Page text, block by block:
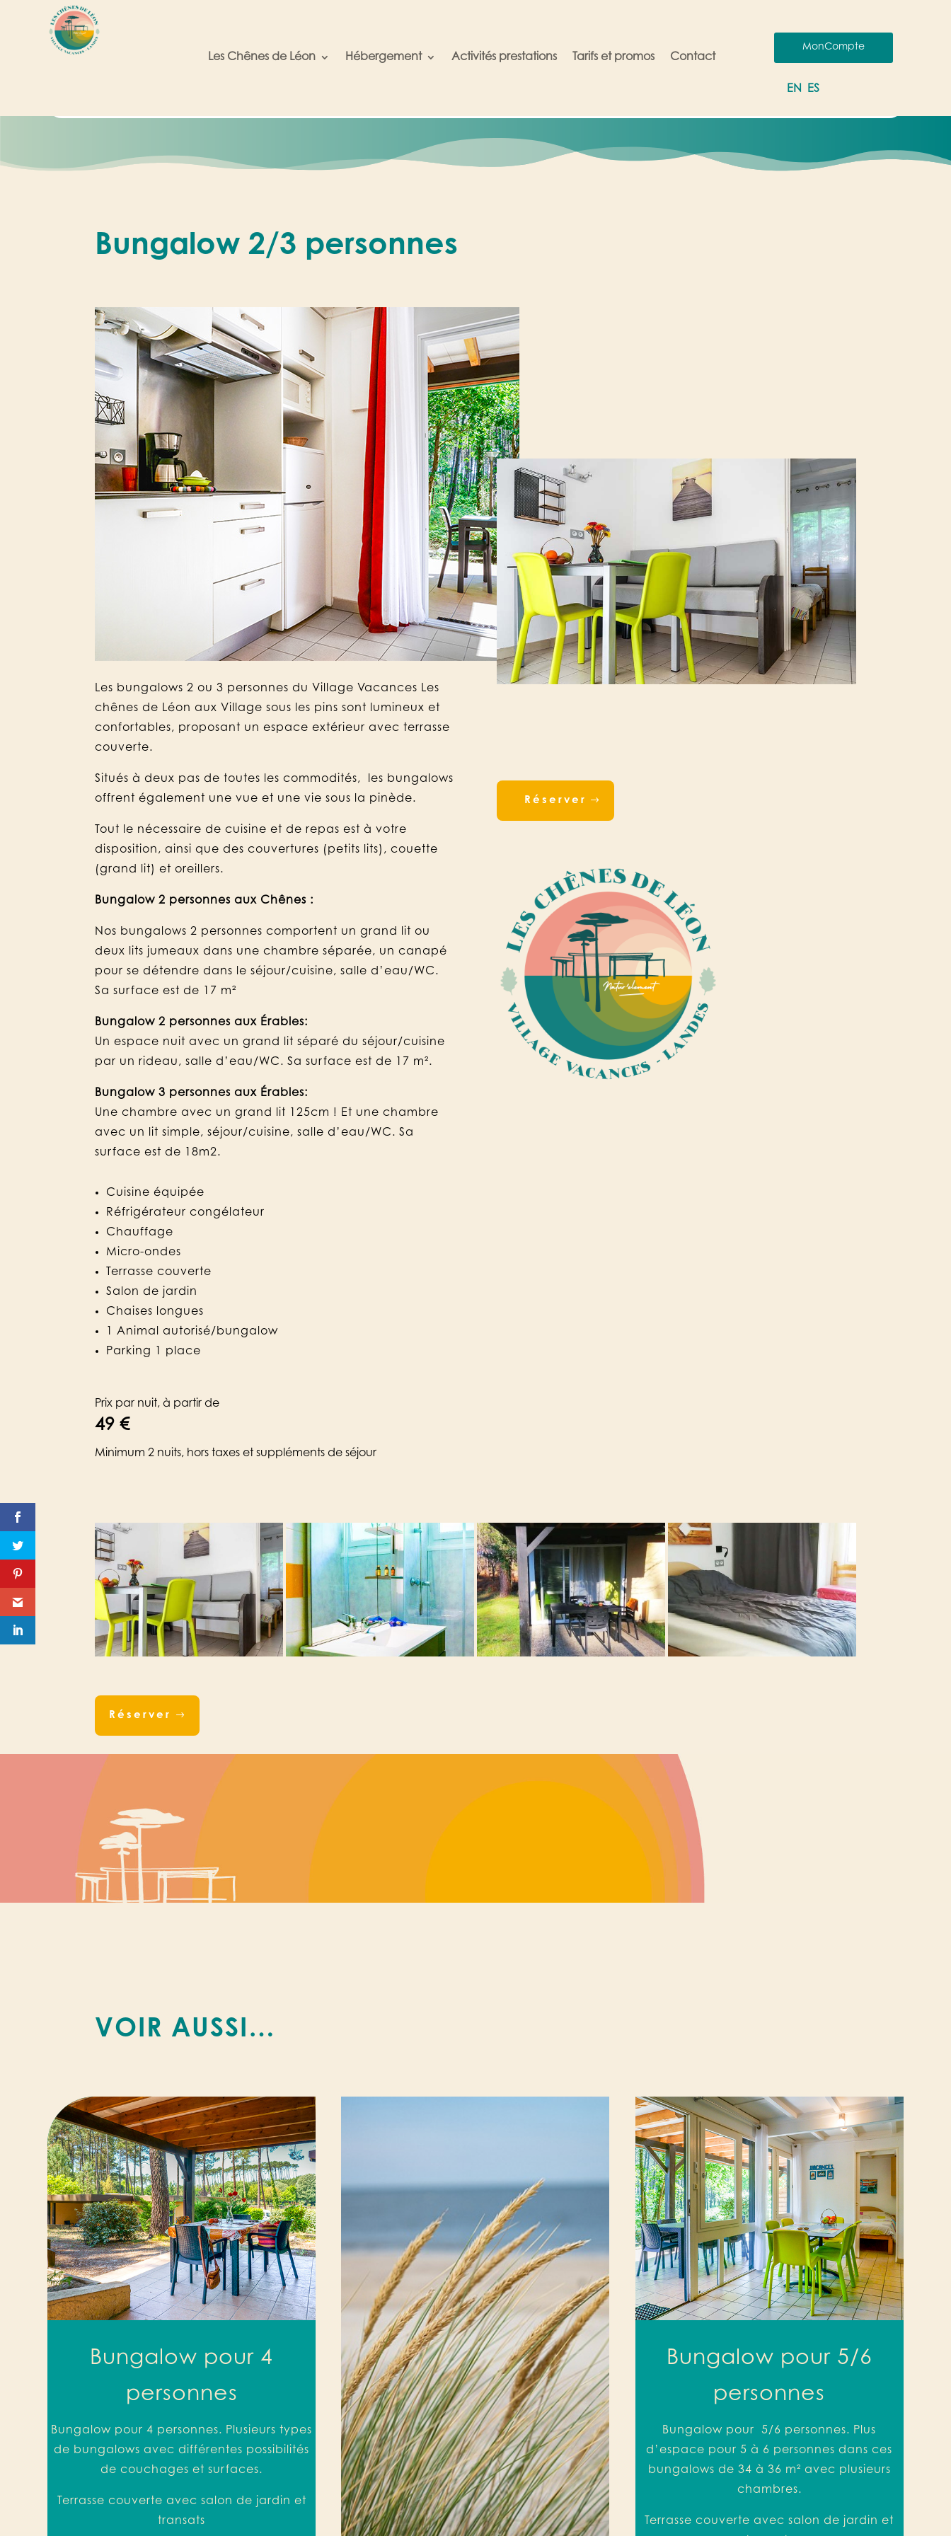
Les Chênes de Léon Hébergement Activités prestations Tarifs et promos Contact
MonCompte
EN ES
Bungalow 2/3 personnes
Les bungalows 2 ou 3 personnes du Village Vacances Les
chênes de Léon aux Village sous les pins sont lumineux et
confortables, proposant un espace extérieur avec terrasse
couverte.
Situés à deux pas de toutes les commodités, les bungalows
offrent également une vue et une vie sous la pinède.
Tout le nécessaire de cuisine et de repas est à votre
disposition, ainsi que des couvertures (petits lits), couette
(grand lit) et oreillers.
Bungalow 2 personnes aux Chênes :
Nos bungalows 2 personnes comportent un grand lit ou
deux lits jumeaux dans une chambre séparée, un canapé
pour se détendre dans le séjour/cuisine, salle d’eau/WC.
Sa surface est de 17 m²
Bungalow 2 personnes aux Érables:
Un espace nuit avec un grand lit séparé du séjour/cuisine
par un rideau, salle d’eau/WC. Sa surface est de 17 m².
Bungalow 3 personnes aux Érables:
Une chambre avec un grand lit 125cm ! Et une chambre
avec un lit simple, séjour/cuisine, salle d’eau/WC. Sa
surface est de 18m2.
Cuisine équipée
Réfrigérateur congélateur
Chauffage
Micro-ondes
Terrasse couverte
Salon de jardin
Chaises longues
1 Animal autorisé/bungalow
Parking 1 place
Prix par nuit, à partir de
49 €
Minimum 2 nuits, hors taxes et suppléments de séjour
Réserver
Réserver
VOIR AUSSI…
Bungalow pour 4
personnes
Bungalow pour4 personnes. Plusieurs types
de bungalows avec différentes possibilités
de couchages et surfaces.
Terrasse couverte avec salon de jardin et
transats
Bungalow pour 5/6
personnes
Bungalow pour5/6 personnes. Plus
d’espace pour 5 à 6 personnes dans ces
bungalows de 34 à 36 m² avec plusieurs
chambres.
Terrasse couverte avec salon de jardin et